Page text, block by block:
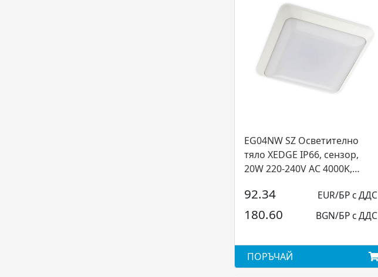
EG04NW SZ Осветително
тяло XEDGE IP66, сензор,
20W 220-240V AC 4000K,
92.34 EUR/БР с ДДС
180.60 BGN/БР с ДДС
ПОРЪЧАЙ